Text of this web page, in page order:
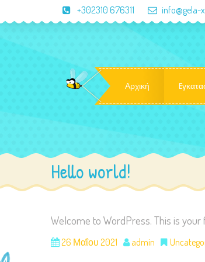
+302310 676311 info@gela-
Αρχική
Hello world!
Welcome to WordPress. This is
26 Μαΐου 2021 admin